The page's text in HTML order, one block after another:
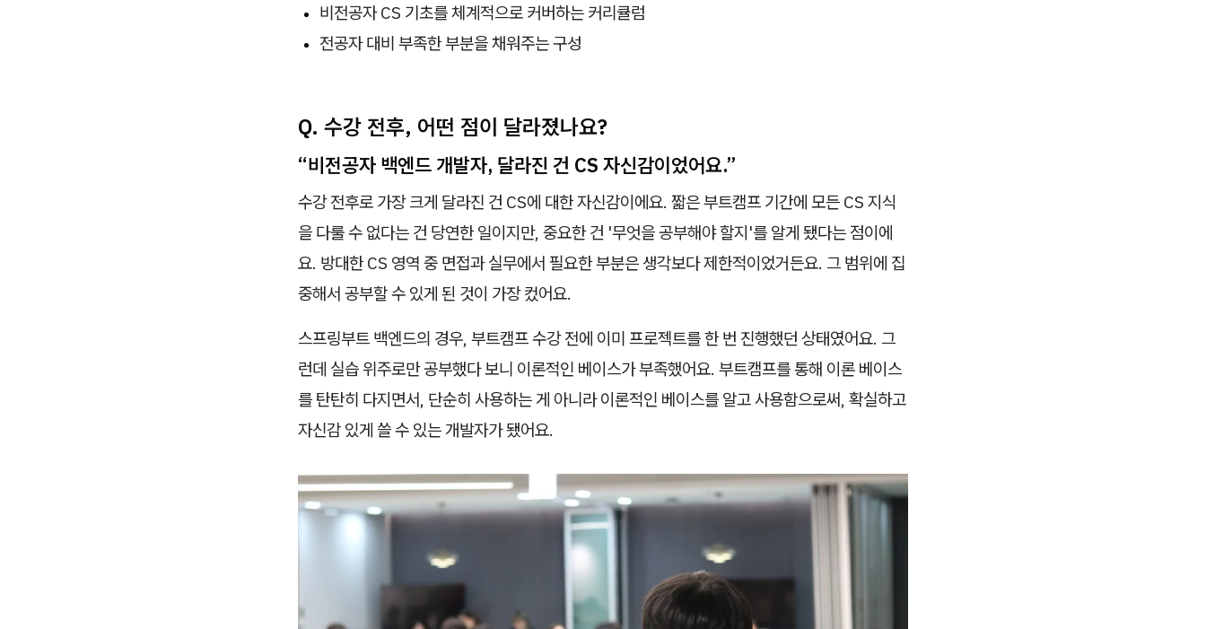
비전공자 CS 기초를 체계적으로 커버하는 커리큘럼
전공자 대비 부족한 부분을 채워주는 구성
Q. 수강 전후, 어떤 점이 달라졌나요?
“비전공자 백엔드 개발자, 달라진 건 CS 자신감이었어요.”
수강 전후로 가장 크게 달라진 건 CS에 대한 자신감이에요. 짧은 부트캠프 기간에 모든 CS 지식
을 다룰 수 없다는 건 당연한 일이지만, 중요한 건 '무엇을 공부해야 할지'를 알게 됐다는 점이에
요. 방대한 CS 영역 중 면접과 실무에서 필요한 부분은 생각보다 제한적이었거든요. 그 범위에 집
중해서 공부할 수 있게 된 것이 가장 컸어요.
스프링부트 백엔드의 경우, 부트캠프 수강 전에 이미 프로젝트를 한 번 진행했던 상태였어요. 그
런데 실습 위주로만 공부했다 보니 이론적인 베이스가 부족했어요. 부트캠프를 통해 이론 베이스
를 탄탄히 다지면서, 단순히 사용하는 게 아니라 이론적인 베이스를 알고 사용함으로써, 확실하고
자신감 있게 쓸 수 있는 개발자가 됐어요.